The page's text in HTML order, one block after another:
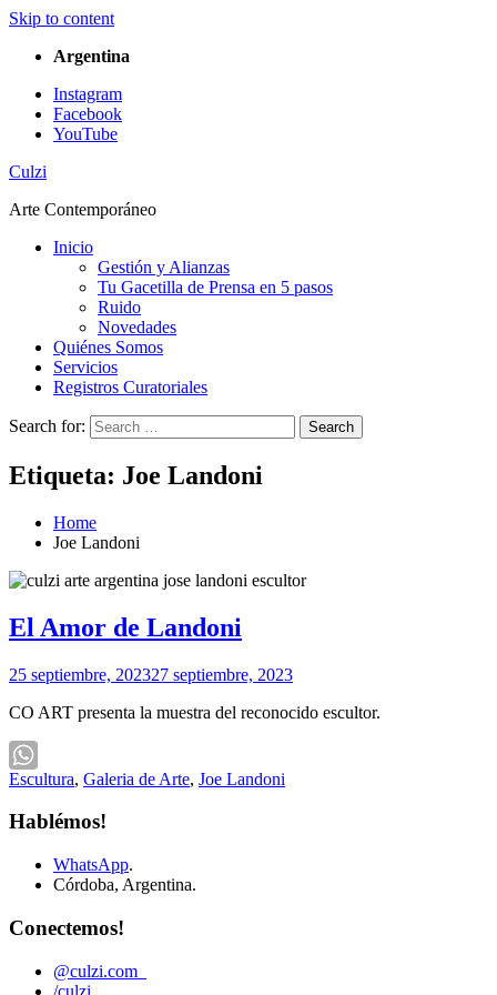
Skip to content
Argentina
Instagram
Facebook
YouTube
Culzi
Arte Contemporáneo
Inicio
Gestión y Alianzas
Tu Gacetilla de Prensa en 5 pasos
Ruido
Novedades
Quiénes Somos
Servicios
Registros Curatoriales
Search for: Search
Etiqueta: Joe Landoni
Home
Joe Landoni
El Amor de Landoni
25 septiembre, 202327 septiembre, 2023
CO ART presenta la muestra del reconocido escultor.
WhatsApp
Escultura, Galeria de Arte, Joe Landoni
Hablémos!
WhatsApp.
Córdoba, Argentina.
Conectemos!
@culzi.com_
/culzi